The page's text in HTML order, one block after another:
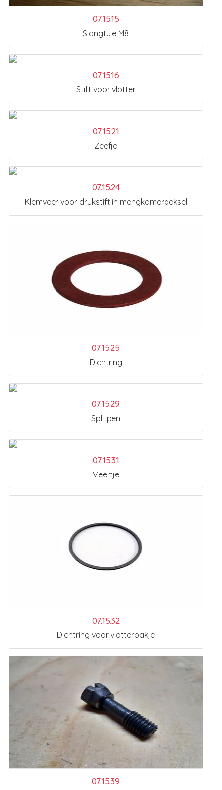
07.15.15
Slangtule M8
07.15.16
Stift voor vlotter
07.15.21
Zeefje
07.15.24
Klemveer voor drukstift in mengkamerdeksel
07.15.25
Dichtring
07.15.29
Splitpen
07.15.31
Veertje
07.15.32
Dichtring voor vlotterbakje
07.15.39